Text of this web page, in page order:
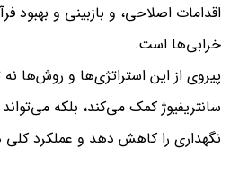
اقدامات اصلاحی، و بازبینی و بهبود
خرابی‌ها است.
پیروی از این استراتژی‌ها و روش‌ها نه
سانتریفیوژ کمک می‌کند، بلکه
نگهداری را کاهش دهد و عملکرد کلی